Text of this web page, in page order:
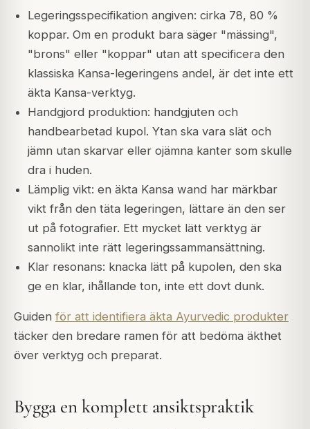
Legeringsspecifikation angiven: cirka 78, 80 %
koppar. Om en produkt bara säger "mässing",
"brons" eller "koppar" utan att specificera den
klassiska Kansa-legeringens andel, är det inte ett
äkta Kansa-verktyg.
Handgjord produktion: handgjuten och
handbearbetad kupol. Ytan ska vara slät och
jämn utan skarvar eller ojämna kanter som skulle
dra i huden.
Lämplig vikt: en äkta Kansa wand har märkbar
vikt från den täta legeringen, lättare än den ser
ut på fotografier. Ett mycket lätt verktyg är
sannolikt inte rätt legeringssammansättning.
Klar resonans: knacka lätt på kupolen, den ska
ge en klar, ihållande ton, inte ett dovt dunk.
Guiden för att identifiera äkta Ayurvedic produkter
täcker den bredare ramen för att bedöma äkthet
över verktyg och preparat.
Bygga en komplett ansiktspraktik